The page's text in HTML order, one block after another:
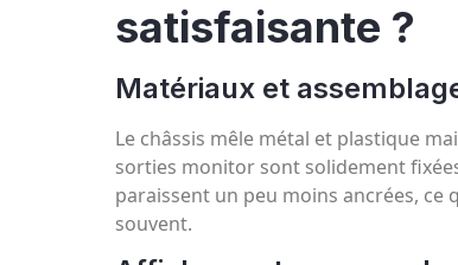
satisfaisante ?
Matériaux et
Le châssis mêle métal et plastique
sorties monitor sont solidement
paraissent un peu moins ancrées,
souvent.